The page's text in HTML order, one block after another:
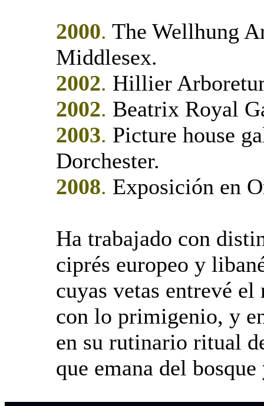
2000. The Wellhung
Middlesex.
2002. Hillier
2002. Beatrix Royal
2003. Picture house
Dorchester.
2008. Exposición en
Ha trabajado con
ciprés europeo y
cuyas vetas entrevé
con lo primigenio, y
en su rutinario ritual
que emana del